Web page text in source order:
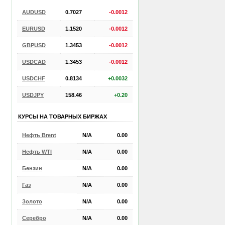
AUDUSD 0.7027 -0.0012
EURUSD 1.1520 -0.0012
GBPUSD 1.3453 -0.0012
USDCAD 1.3453 -0.0012
USDCHF 0.8134 +0.0032
USDJPY 158.46 +0.20
КУРСЫ НА ТОВАРНЫХ БИРЖАХ
Нефть Brent N/A 0.00
Нефть WTI N/A 0.00
Бензин N/A 0.00
Газ N/A 0.00
Золото N/A 0.00
Серебро N/A 0.00